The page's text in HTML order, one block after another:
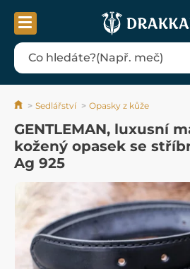
Sedlářství Opasky z kůže
GENTLEMAN, luxusní
kožený opasek se
Ag 925